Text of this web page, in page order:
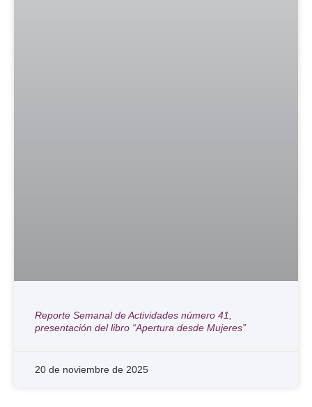
Reporte Semanal de Actividades número 41,
presentación del libro “Apertura desde Mujeres”
20 de noviembre de 2025